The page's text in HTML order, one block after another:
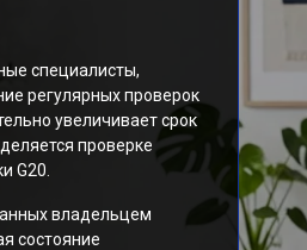
специалисты,
регулярных проверок
увеличивает срок
проверке
G20.
владельцем
состояние